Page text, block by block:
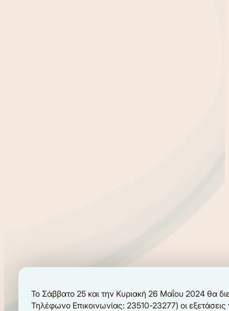
Το Σάββατο 25 και την Κυριακή 26 Μαΐου 2024 θα
Τηλέφωνο Επικοινωνίας: 23510-23277) οι